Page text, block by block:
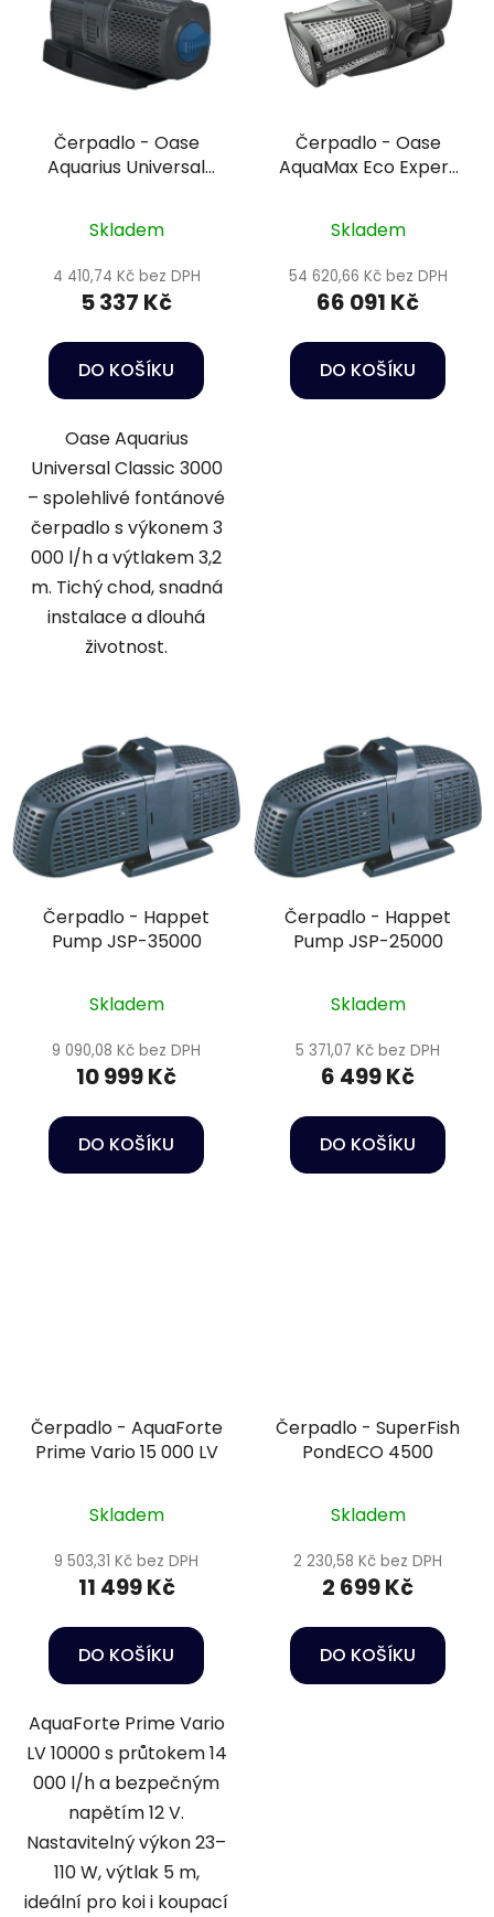
Čerpadlo - Oase
Aquarius Universal
Skladem
4 410,74 Kč bez DPH
5 337 Kč
DO KOŠÍKU
Oase Aquarius
Universal Classic 3000
– spolehlivé fontánové
čerpadlo s výkonem 3
000 l/h a výtlakem 3,2
m. Tichý chod, snadná
instalace a dlouhá
životnost.
Čerpadlo - Oase
AquaMax Eco Expert
Skladem
54 620,66 Kč bez DPH
66 091 Kč
DO KOŠÍKU
Čerpadlo - Happet
Pump JSP-35000
Skladem
9 090,08 Kč bez DPH
10 999 Kč
DO KOŠÍKU
Čerpadlo - Happet
Pump JSP-25000
Skladem
5 371,07 Kč bez DPH
6 499 Kč
DO KOŠÍKU
Čerpadlo - AquaForte
Prime Vario 15 000 LV
Skladem
9 503,31 Kč bez DPH
11 499 Kč
DO KOŠÍKU
AquaForte Prime Vario
LV 10000 s průtokem 14
000 l/h a bezpečným
napětím 12 V.
Nastavitelný výkon 23–
110 W, výtlak 5 m,
ideální pro koi i koupací
Čerpadlo - SuperFish
PondECO 4500
Skladem
2 230,58 Kč bez DPH
2 699 Kč
DO KOŠÍKU